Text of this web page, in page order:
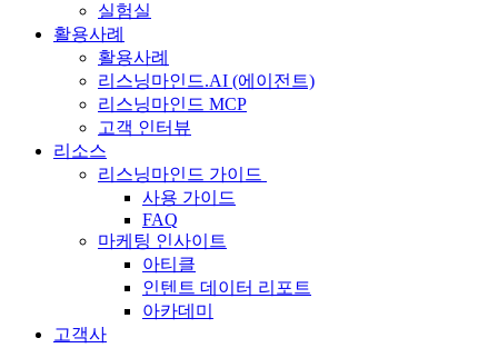
실험실
활용사례
활용사례
리스닝마인드.AI (에이전트)
리스닝마인드 MCP
고객 인터뷰
리소스
리스닝마인드 가이드
사용 가이드
FAQ
마케팅 인사이트
아티클
인텐트 데이터 리포트
아카데미
고객사